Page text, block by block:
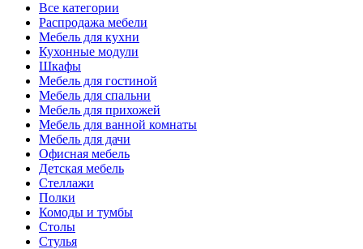
Все категории
Распродажа мебели
Мебель для кухни
Кухонные модули
Шкафы
Мебель для гостиной
Мебель для спальни
Мебель для прихожей
Мебель для ванной комнаты
Мебель для дачи
Офисная мебель
Детская мебель
Стеллажи
Полки
Комоды и тумбы
Столы
Стулья